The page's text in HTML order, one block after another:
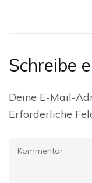
Schreibe
Deine E-Mail-
Erforderliche
Kommentar